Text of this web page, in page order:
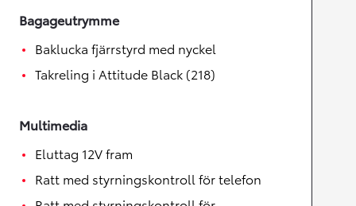
Bagageutrymme
Baklucka fjärrstyrd med nyckel
Takreling i Attitude Black (218)
Multimedia
Eluttag 12V fram
Ratt med styrningskontroll för telefon